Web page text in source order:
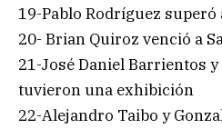
19-Pablo Rodríguez superó
20- Brian Quiroz venció a
21-José Daniel Barrientos
tuvieron una exhibición
22-Alejandro Taibo y